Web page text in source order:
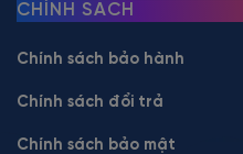
CHÍNH SÁCH
Chính sách bảo hành
Chính sách đổi trả
Chính sách bảo mật